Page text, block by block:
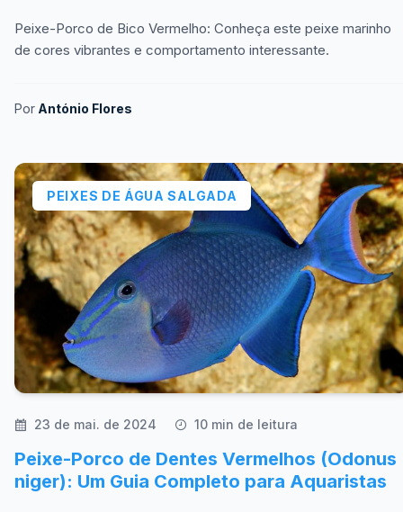
Peixe-Porco de Bico Vermelho: Conheça este peixe marinho
de cores vibrantes e comportamento interessante.
Por António Flores
PEIXES DE ÁGUA SALGADA
23 de mai. de 2024 10 min de leitura
Peixe-Porco de Dentes Vermelhos (Odonus
niger): Um Guia Completo para Aquaristas